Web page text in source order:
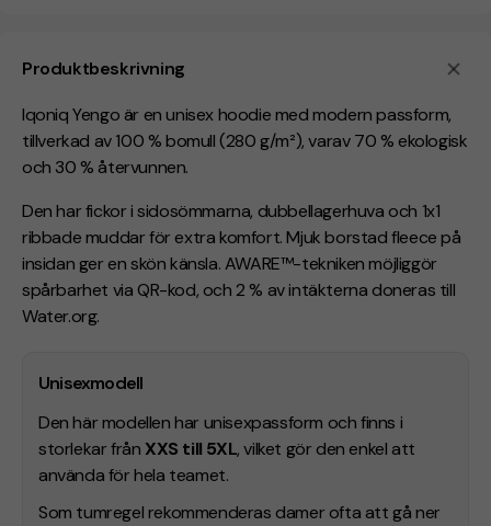
Produktbeskrivning
Iqoniq Yengo är en unisex hoodie med modern passform,
tillverkad av 100 % bomull (280 g/m²), varav 70 % ekologisk
och 30 % återvunnen.
Den har fickor i sidosömmarna, dubbellagerhuva och 1x1
ribbade muddar för extra komfort. Mjuk borstad fleece på
insidan ger en skön känsla. AWARE™-tekniken möjliggör
spårbarhet via QR-kod, och 2 % av intäkterna doneras till
Water.org.
Unisexmodell
Den här modellen har unisexpassform och finns i
storlekar från XXS till 5XL, vilket gör den enkel att
använda för hela teamet.
Som tumregel rekommenderas damer ofta att gå ner